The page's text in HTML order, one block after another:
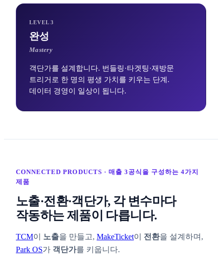
LEVEL 3
완성
Mastery
객단가를 설계합니다. 번들링·타겟팅·재방문
트리거로 한 명의 평생 가치를 키우는 단계.
데이터 경영이 일상이 됩니다.
CONNECTED PRODUCTS · 매출 3공식을 구성하는 4가지
제품
노출·전환·객단가, 각 변수마다
작동하는 제품이 다릅니다.
TCM이 노출을 만들고, MakeTicket이 전환을 설계하며,
Park OS가 객단가를 키웁니다.